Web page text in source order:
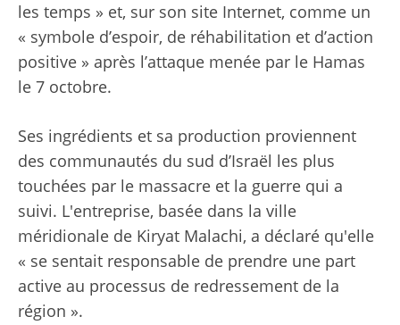
les temps » et, sur son site Internet, comme un
« symbole d’espoir, de réhabilitation et d’action
positive » après l’attaque menée par le Hamas
le 7 octobre.
Ses ingrédients et sa production proviennent
des communautés du sud d’Israël les plus
touchées par le massacre et la guerre qui a
suivi. L'entreprise, basée dans la ville
méridionale de Kiryat Malachi, a déclaré qu'elle
« se sentait responsable de prendre une part
active au processus de redressement de la
région ».